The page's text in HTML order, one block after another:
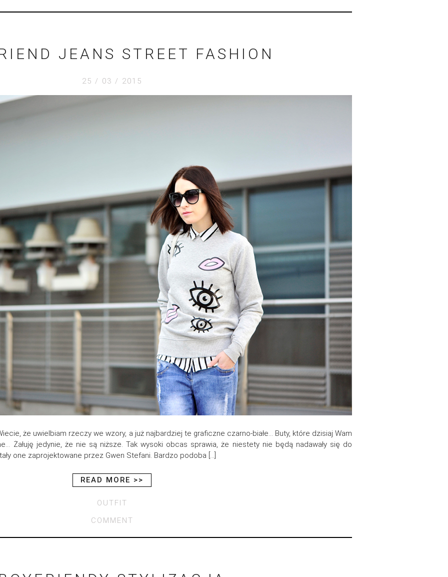
JEANS STREET FASHION
25 / 03 / 2015
Wiecie, że uwielbiam rzeczy we wzory, a już najbardziej te graficzne czarno-białe… Buty, które dzisiaj Wam
Żałuję jedynie, że nie są niższe. Tak wysoki obcas sprawia, że niestety nie będą nadawały się do
one zaprojektowane przez Gwen Stefani. Bardzo podoba […]
READ MORE >>
OUTFIT
COMMENT